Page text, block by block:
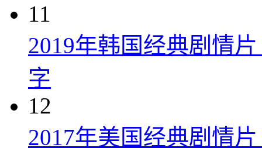
11
2019年韩国经典剧情
字
12
2017年美国经典剧情